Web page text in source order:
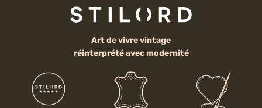
Art de vivre vintage
réinterprété avec modernité